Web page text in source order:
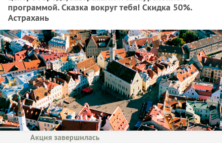
программой. Сказка вокруг тебя! Скидка 50%.
Астрахань
Акция завершилась